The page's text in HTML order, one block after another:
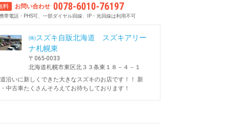
料 お問い合わせ 0078-6010-76197
帯電話・PHS可、一部ダイヤル回線、IP・光回線は利用不可
㈱スズキ自販北海道 スズキアリー
ナ札幌東
〒065-0033
北海道札幌市東区北３３条東１８－４－１
沿いに新しくできた大きなスズキのお店です！！ 新
中古車たくさんそろえてお待ちしております！